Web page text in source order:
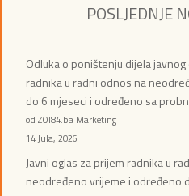
POSLJEDNJE
Odluka o poništenju dijela
radnika u radni odnos na
do 6 mjeseci i određeno sa
od ZOI84.ba Marketing
14 Jula, 2026
Javni oglas za prijem radnika u
neodređeno vrijeme i određeno